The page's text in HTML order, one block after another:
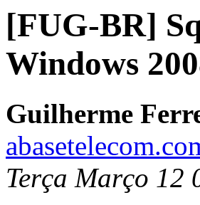
[FUG-BR]
Windows
Guilherme
Terça Março 12